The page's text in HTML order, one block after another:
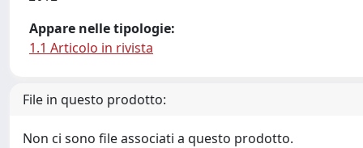
Appare nelle tipologie:
1.1 Articolo in rivista
File in questo prodotto:
Non ci sono file associati a questo prodotto.